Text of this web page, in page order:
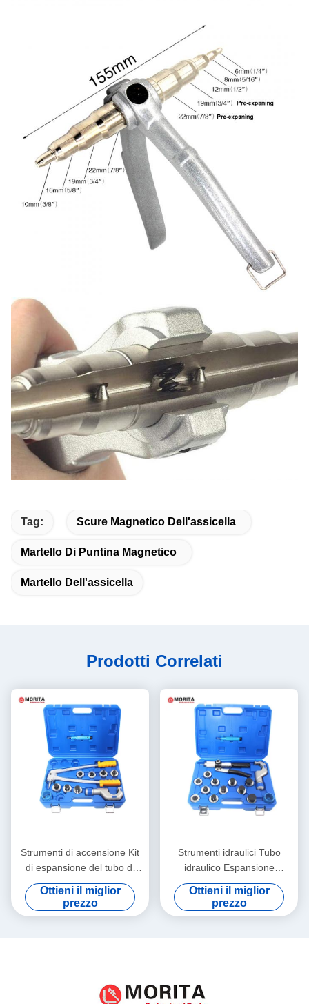
Tag: Scure Magnetico Dell'assicella
Martello Di Puntina Magnetico
Martello Dell'assicella
Prodotti Correlati
Strumenti di accensione Kit
di espansione del tubo di
leva Allegato di acciaio
indurito 3/8 "-1-5/8"
Ottieni il miglior
prezzo
Strumenti idraulici Tubo
idraulico Espansione
strumento set Al Lega
d'acciaio indurito 3/8 "-1-5/8"
Ottieni il miglior
prezzo